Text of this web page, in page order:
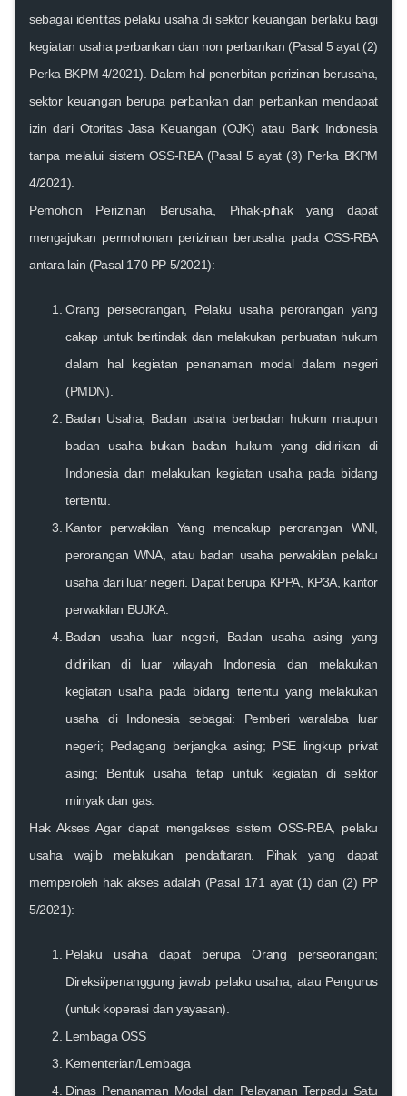
sebagai identitas pelaku usaha di sektor keuangan berlaku bagi
kegiatan usaha perbankan dan non perbankan (Pasal 5 ayat (2)
Perka BKPM 4/2021). Dalam hal penerbitan perizinan berusaha,
sektor keuangan berupa perbankan dan perbankan mendapat
izin dari Otoritas Jasa Keuangan (OJK) atau Bank Indonesia
tanpa melalui sistem OSS-RBA (Pasal 5 ayat (3) Perka BKPM
4/2021).
Pemohon Perizinan Berusaha, Pihak-pihak yang dapat
mengajukan permohonan perizinan berusaha pada OSS-RBA
antara lain (Pasal 170 PP 5/2021):
Orang perseorangan, Pelaku usaha perorangan yang
cakap untuk bertindak dan melakukan perbuatan hukum
dalam hal kegiatan penanaman modal dalam negeri
(PMDN).
Badan Usaha, Badan usaha berbadan hukum maupun
badan usaha bukan badan hukum yang didirikan di
Indonesia dan melakukan kegiatan usaha pada bidang
tertentu.
Kantor perwakilan Yang mencakup perorangan WNI,
perorangan WNA, atau badan usaha perwakilan pelaku
usaha dari luar negeri. Dapat berupa KPPA, KP3A, kantor
perwakilan BUJKA.
Badan usaha luar negeri, Badan usaha asing yang
didirikan di luar wilayah Indonesia dan melakukan
kegiatan usaha pada bidang tertentu yang melakukan
usaha di Indonesia sebagai: Pemberi waralaba luar
negeri; Pedagang berjangka asing; PSE lingkup privat
asing; Bentuk usaha tetap untuk kegiatan di sektor
minyak dan gas.
Hak Akses Agar dapat mengakses sistem OSS-RBA, pelaku
usaha wajib melakukan pendaftaran. Pihak yang dapat
memperoleh hak akses adalah (Pasal 171 ayat (1) dan (2) PP
5/2021):
Pelaku usaha dapat berupa Orang perseorangan;
Direksi/penanggung jawab pelaku usaha; atau Pengurus
(untuk koperasi dan yayasan).
Lembaga OSS
Kementerian/Lembaga
Dinas Penanaman Modal dan Pelayanan Terpadu Satu